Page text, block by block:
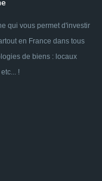
qui vous permet d'investir
en France dans tous
de biens : locaux
!